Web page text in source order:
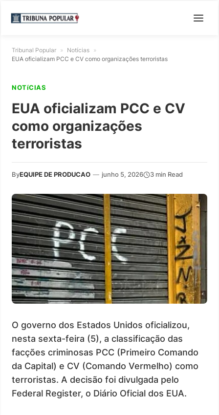
Tribunal Popular » Notícias »
EUA oficializam PCC e CV como organizações terroristas
NOTíCIAS
EUA oficializam PCC e CV
como organizações
terroristas
ByEQUIPE DE PRODUCAO — junho 5, 2026 3 min Read
O governo dos Estados Unidos oficializou,
nesta sexta-feira (5), a classificação das
facções criminosas PCC (Primeiro Comando
da Capital) e CV (Comando Vermelho) como
terroristas. A decisão foi divulgada pelo
Federal Register, o Diário Oficial dos EUA.